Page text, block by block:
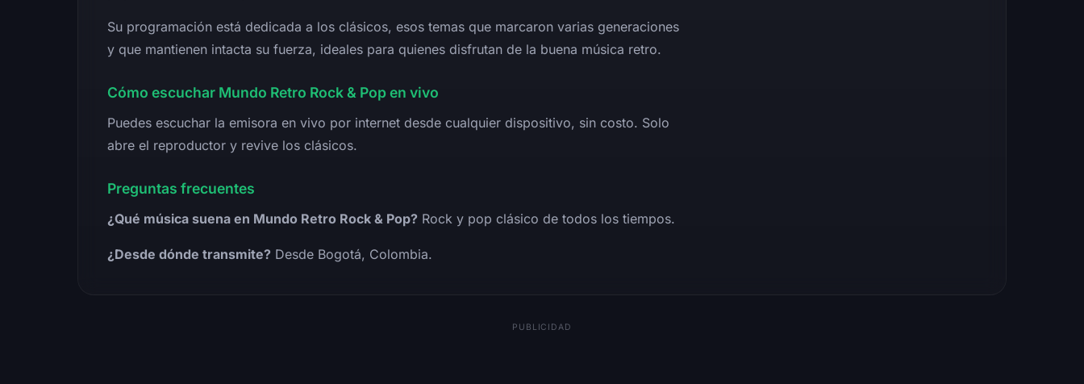
Su programación está dedicada a los clásicos, esos temas que marcaron varias generaciones
y que mantienen intacta su fuerza, ideales para quienes disfrutan de la buena música retro.
Cómo escuchar Mundo Retro Rock & Pop en vivo
Puedes escuchar la emisora en vivo por internet desde cualquier dispositivo, sin costo. Solo
abre el reproductor y revive los clásicos.
Preguntas frecuentes
¿Qué música suena en Mundo Retro Rock & Pop? Rock y pop clásico de todos los tiempos.
¿Desde dónde transmite? Desde Bogotá, Colombia.
PUBLICIDAD